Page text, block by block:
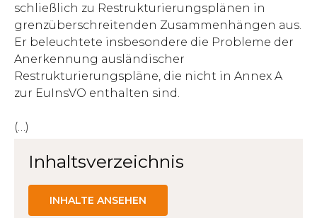
schließlich zu Restrukturierungsplänen in
grenzüberschreitenden Zusammenhängen aus.
Er beleuchtete insbesondere die Probleme der
Anerkennung ausländischer
Restrukturierungspläne, die nicht in Annex A
zur EuInsVO enthalten sind.
(…)
Inhaltsverzeichnis
INHALTE ANSEHEN